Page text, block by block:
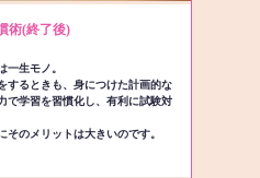
術(終了後)
一生モノ。
するときも、身につけた計画的な
で学習を習慣化し、有利に試験対
のメリットは大きいのです。